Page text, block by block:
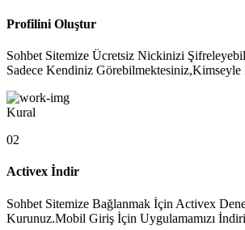
Profilini Oluştur
Sohbet Sitemize Ücretsiz Nickinizi
Sadece Kendiniz Görebilmektesiniz,Kimseyle
Kural
02
Activex İndir
Sohbet Sitemize Bağlanmak İçin Activex
Kurunuz.Mobil Giriş İçin Uygulamamızı